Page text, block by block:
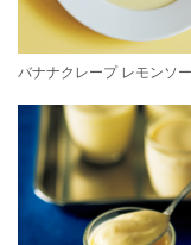
バナナクレープ レモンソ